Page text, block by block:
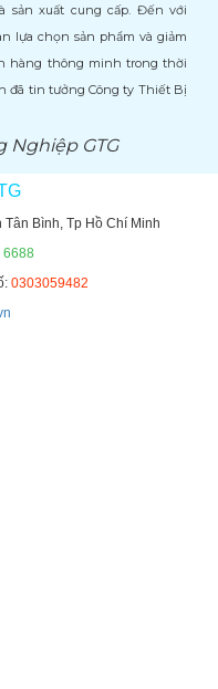
sản xuất cung cấp. Đến với
lựa chọn sản phẩm và giảm
hàng thông minh trong thời
đã tin tưởng Công ty Thiết Bị
Nghiệp GTG
Bình, Tp Hồ Chí Minh
6688
0303059482